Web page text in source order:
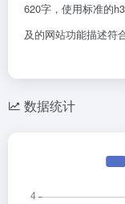
620字，使用标准的
及的网站功能描述符
数据统计